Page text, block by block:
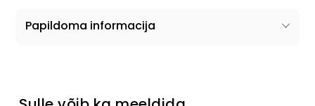
Papildoma informacija